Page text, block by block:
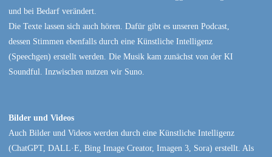
und bei Bedarf verändert.
Die Texte lassen sich auch hören. Dafür gibt es unseren Podcast,
dessen Stimmen ebenfalls durch eine Künstliche Intelligenz
(Speechgen) erstellt werden. Die Musik kam zunächst von der KI
Soundful. Inzwischen nutzen wir Suno.
Bilder und Videos
Auch Bilder und Videos werden durch eine Künstliche Intelligenz
(ChatGPT, DALL·E, Bing Image Creator, Imagen 3, Sora) erstellt. Als